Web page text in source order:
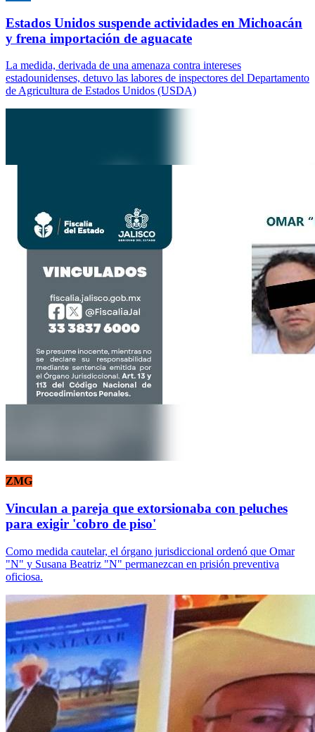
Estados Unidos suspende actividades en Michoacán
y frena importación de aguacate
La medida, derivada de una amenaza contra intereses
estadounidenses, detuvo las labores de inspectores del Departamento
de Agricultura de Estados Unidos (USDA)
ZMG
Vinculan a pareja que extorsionaba con peluches
para exigir 'cobro de piso'
Como medida cautelar, el órgano jurisdiccional ordenó que Omar
"N" y Susana Beatriz "N" permanezcan en prisión preventiva
oficiosa.